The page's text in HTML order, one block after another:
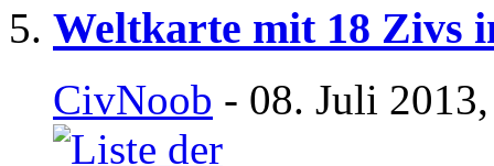
Weltkarte mit 18 Zivs
CivNoob - 08. Juli